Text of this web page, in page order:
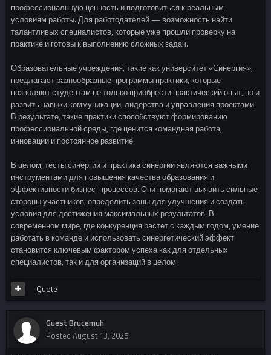
профессиональную ценность и подготовиться к реальным
условиям работы. Для работодателей — возможность найти
талантливых специалистов, которые уже прошли проверку на
практике и готовы к выполнению сложных задач.
Образовательные учреждения, такие как университет «Синергия»,
предлагают разнообразные программы практики, которые
позволяют студентам не только приобрести практический опыт, но и
развить навыки коммуникации, лидерства и управления проектами.
В результате, такие практики способствуют формированию
профессиональной среды, где ценится командная работа,
инновации и постоянное развитие.
В целом, тесты синергии и практика синергии являются важными
инструментами для повышения качества образования и
эффективности бизнес-процессов. Они помогают выявить сильные
стороны участников, определить зоны для улучшения и создать
условия для достижения максимальных результатов. В
современном мире, где конкуренция растет с каждым годом, умение
работать в команде и использовать синергетический эффект
становится ключевым фактором успеха как для отдельных
специалистов, так и для организаций в целом.
Quote
Guest Brucemuh
Posted August 13, 2025